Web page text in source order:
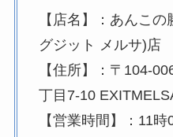
【店名】：あんこ
グジット メルサ)店
【住所】：〒104-
丁目7-10
【営業時間】：11